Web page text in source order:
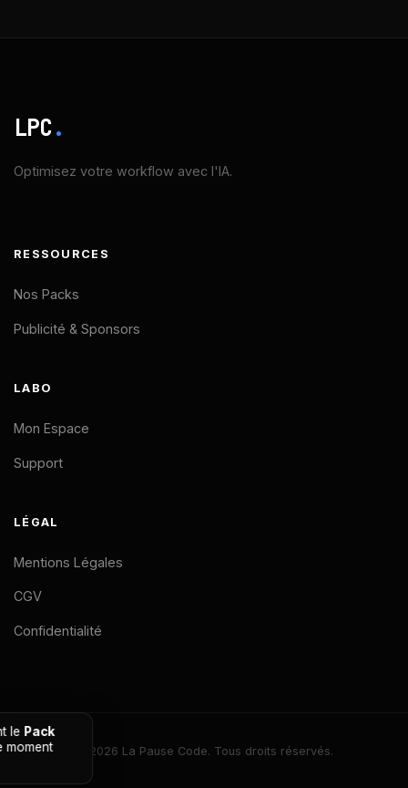
LPC.
Optimisez votre workflow avec l'IA.
RESSOURCES
Nos Packs
Publicité & Sponsors
LABO
Mon Espace
Support
LÉGAL
Mentions Légales
CGV
Confidentialité
© 2026 La Pause Code. Tous droits réservés.
🔥
Développeur Elite en ce moment